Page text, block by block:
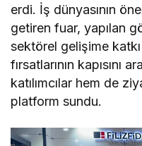
erdi. İş dünyasının
getiren fuar, yapılan
sektörel gelişime
fırsatlarının kapısını
katılımcılar hem de
platform sundu.